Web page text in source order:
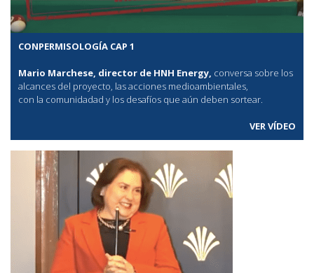
CONPERMISOLOGÍA CAP 1
Mario Marchese, director de HNH Energy, conversa sobre los
alcances del proyecto, las acciones medioambientales,
con la comunidadad y los desafíos que aún deben sortear.
VER VÍDEO